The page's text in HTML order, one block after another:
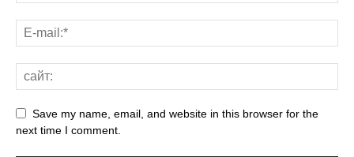
Save my name, email, and website in this browser for the
next time I comment.